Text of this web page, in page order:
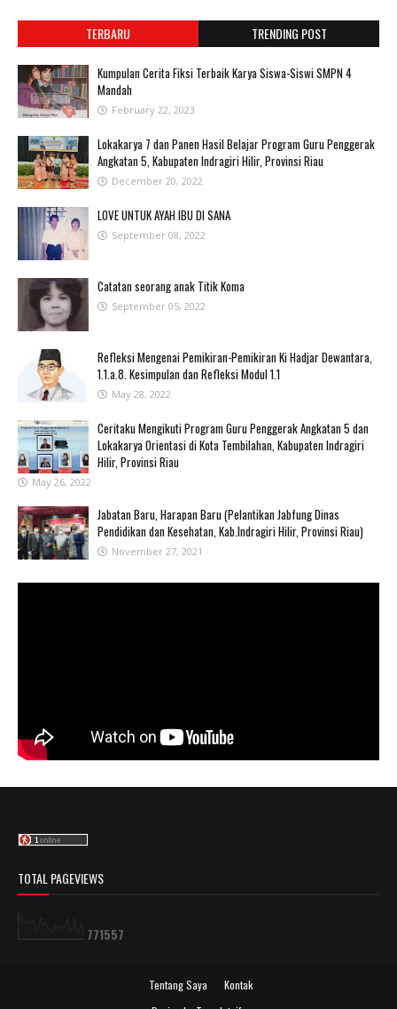
TERBARU TRENDING POST
Kumpulan Cerita Fiksi Terbaik Karya Siswa-Siswi SMPN 4
Mandah
February 22, 2023
Lokakarya 7 dan Panen Hasil Belajar Program Guru Penggerak
Angkatan 5, Kabupaten Indragiri Hilir, Provinsi Riau
December 20, 2022
LOVE UNTUK AYAH IBU DI SANA
September 08, 2022
Catatan seorang anak Titik Koma
September 05, 2022
Refleksi Mengenai Pemikiran-Pemikiran Ki Hadjar Dewantara,
1.1.a.8. Kesimpulan dan Refleksi Modul 1.1
May 28, 2022
Ceritaku Mengikuti Program Guru Penggerak Angkatan 5 dan
Lokakarya Orientasi di Kota Tembilahan, Kabupaten Indragiri
Hilir, Provinsi Riau
May 26, 2022
Jabatan Baru, Harapan Baru (Pelantikan Jabfung Dinas
Pendidikan dan Kesehatan, Kab.Indragiri Hilir, Provinsi Riau)
November 27, 2021
TOTAL PAGEVIEWS
771557
Tentang Saya
Kontak